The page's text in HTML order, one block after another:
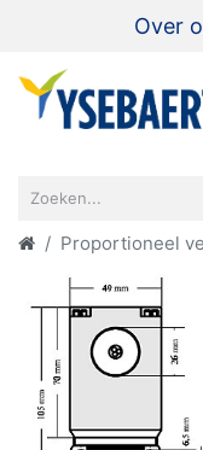
Over
Proportioneel